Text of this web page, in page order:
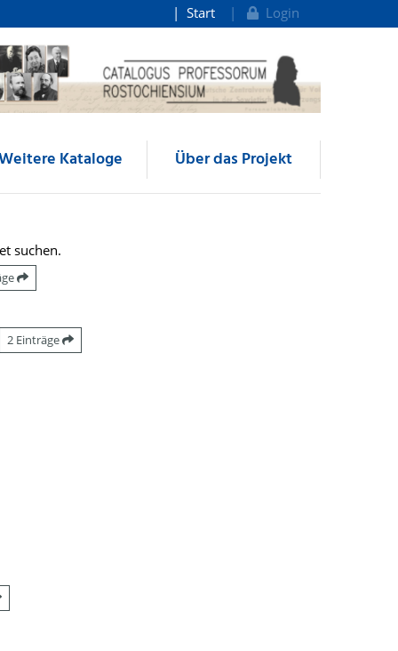
Start Login
Kataloge Über das Projekt
suchen.
2 Einträge